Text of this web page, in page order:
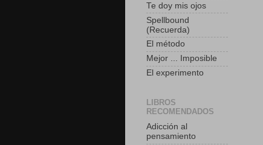
Te doy mis ojos
Spellbound
(Recuerda)
El método
Mejor ... Imposible
El experimento
LIBROS
RECOMENDADOS
Adicción al
pensamiento